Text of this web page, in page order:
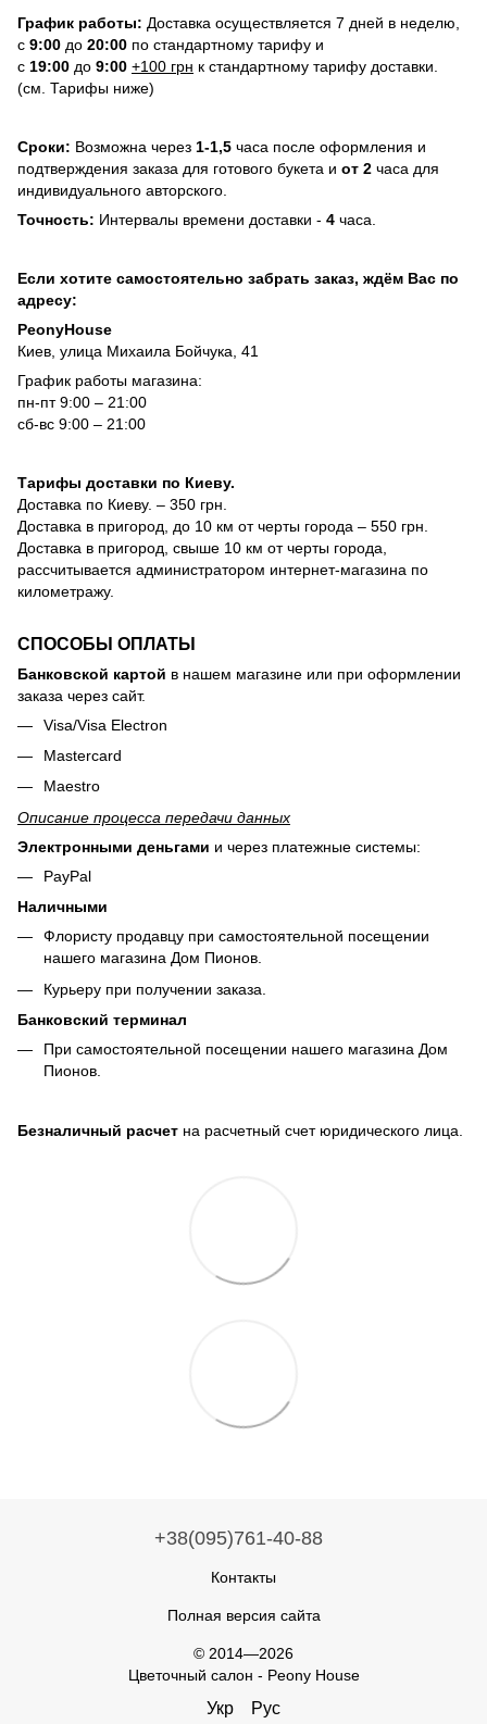
График работы: Доставка осуществляется 7 дней в неделю,
с 9:00 до 20:00 по стандартному тарифу и
с 19:00 до 9:00 +100 грн к стандартному тарифу доставки.
(см. Тарифы ниже)
Сроки: Возможна через 1-1,5 часа после оформления и
подтверждения заказа для готового букета и от 2 часа для
индивидуального авторского.
Точность: Интервалы времени доставки - 4 часа.
Если хотите самостоятельно забрать заказ, ждём Вас по
адресу:
PeonyHouse
Киев, улица Михаила Бойчука, 41
График работы магазина:
пн-пт 9:00 – 21:00
сб-вс 9:00 – 21:00
Тарифы доставки по Киеву.
Доставка по Киеву. – 350 грн.
Доставка в пригород, до 10 км от черты города – 550 грн.
Доставка в пригород, свыше 10 км от черты города,
рассчитывается администратором интернет-магазина по
километражу.
СПОСОБЫ ОПЛАТЫ
Банковской картой в нашем магазине или при оформлении
заказа через сайт.
Visa/Visa Electron
Mastercard
Maestro
Описание процесса передачи данных
Электронными деньгами и через платежные системы:
PayPal
Наличными
Флористу продавцу при самостоятельной посещении
нашего магазина Дом Пионов.
Курьеру при получении заказа.
Банковский терминал
При самостоятельной посещении нашего магазина Дом
Пионов.
Безналичный расчет на расчетный счет юридического лица.
+38(095)761-40-88
Контакты
Полная версия сайта
© 2014—2026
Цветочный салон - Peony House
Укр Рус